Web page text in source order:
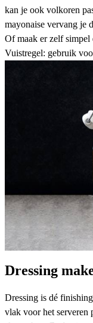
kan je ook volkoren
mayonaise vervang je
Of maak er zelf simpel
Vuistregel: gebruik
Dressing
Dressing is dé
vlak voor het serveren